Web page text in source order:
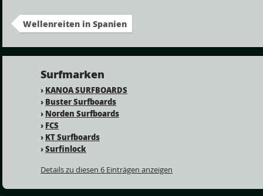
Wellenreiten in Spanien
Surfmarken
› KANOA SURFBOARDS
› Buster Surfboards
› Norden Surfboards
› FCS
› KT Surfboards
›Surfinlock
Details zu diesen 6 Einträgen anzeigen